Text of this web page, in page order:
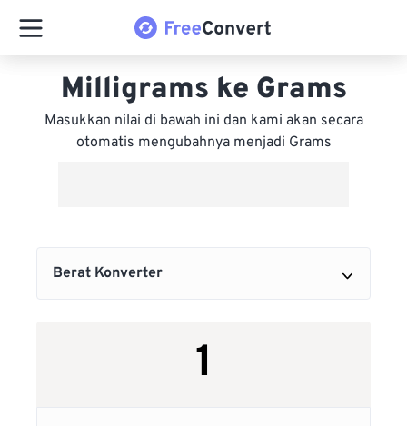
Milligrams ke Grams
Masukkan nilai di bawah ini dan kami akan secara
otomatis mengubahnya menjadi Grams